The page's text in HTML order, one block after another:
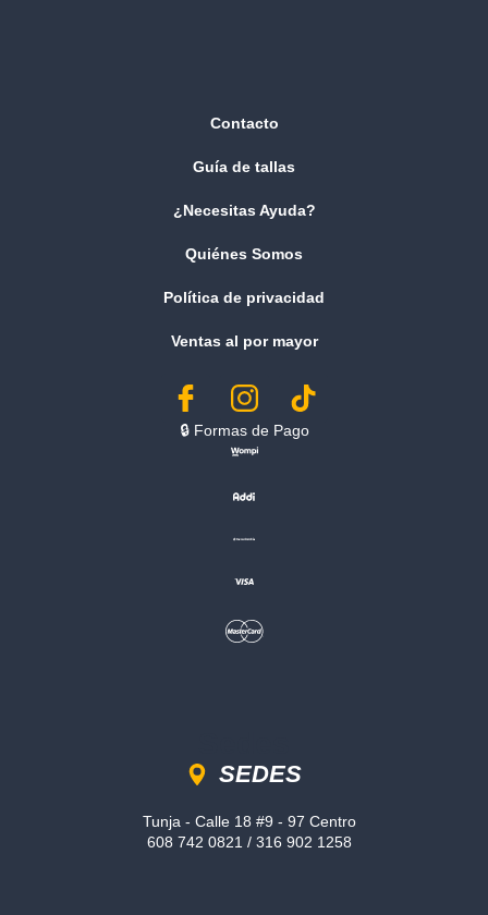
Contacto
Guía de tallas
¿Necesitas Ayuda?
Quiénes Somos
Política de privacidad
Ventas al por mayor
🔒︎ Formas de Pago
SEDES
Tunja - Calle 18 #9 - 97 Centro
608 742 0821 / 316 902 1258